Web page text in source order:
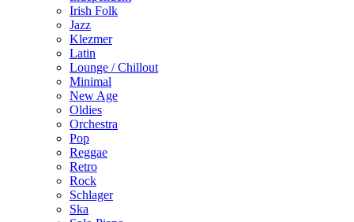
Irish Folk
Jazz
Klezmer
Latin
Lounge / Chillout
Minimal
New Age
Oldies
Orchestra
Pop
Reggae
Retro
Rock
Schlager
Ska